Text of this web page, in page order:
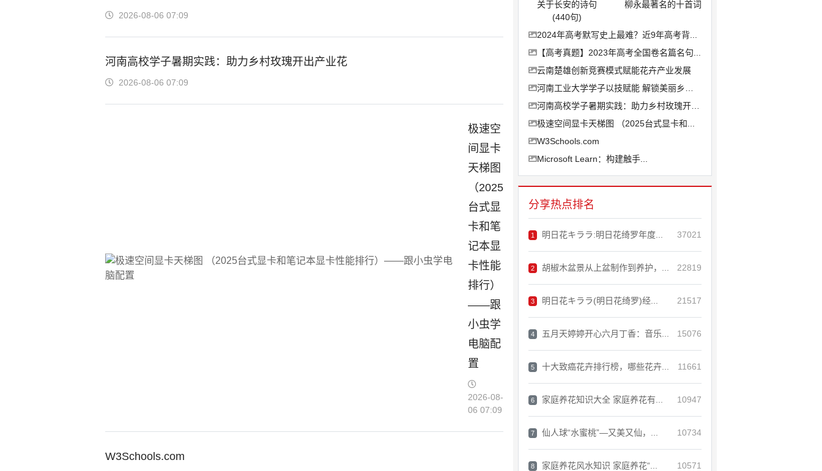
2026-08-06 07:09
河南高校学子暑期实践：助力乡村玫瑰开出产业花
2026-08-06 07:09
极速空
间显卡
天梯图
（2025
台式显
卡和笔
记本显
卡性能
排行）
——跟
小虫学
电脑配
置
2026-08-
06 07:09
W3Schools.com
关于长安的诗句
(440句)
柳永最著名的十首词
2024年高考默写史上最难？近9年高考背...
【高考真题】2023年高考全国卷名篇名句...
云南楚雄创新竞赛模式赋能花卉产业发展
河南工业大学学子以技赋能 解锁美丽乡村新...
河南高校学子暑期实践：助力乡村玫瑰开出产...
极速空间显卡天梯图 （2025台式显卡和...
W3Schools.com
Microsoft Learn：构建触手...
分享热点排名
1 明日花キララ:明日花绮罗年度... 37021
2 胡椒木盆景从上盆制作到养护，... 22819
3 明日花キララ(明日花绮罗)经... 21517
4 五月天婷婷开心六月丁香：音乐... 15076
5 十大致癌花卉排行榜，哪些花卉... 11661
6 家庭养花知识大全 家庭养花有... 10947
7 仙人球“水蜜桃”—又美又仙，... 10734
8 家庭养花风水知识 家庭养花“... 10571